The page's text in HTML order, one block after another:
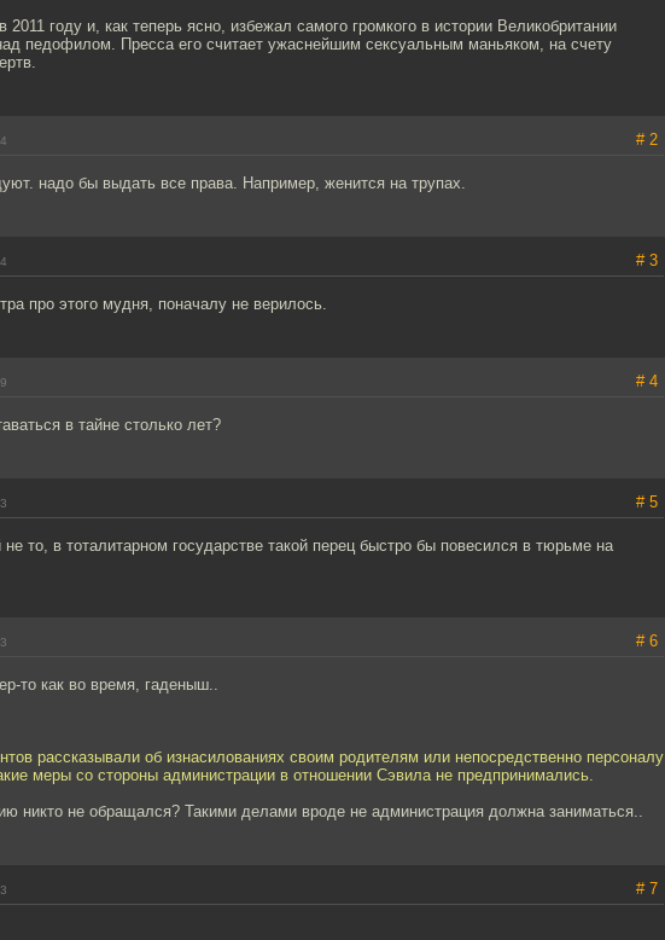
году и, как теперь ясно, избежал самого громкого в истории Великобритании
педофилом. Пресса его считает ужаснейшим сексуальным маньяком, на счету
# 2
надо бы выдать все права. Например, женится на трупах.
# 3
про этого мудня, поначалу не верилось.
# 4
в тайне столько лет?
# 5
не то, в тоталитарном государстве такой перец быстро бы повесился в тюрьме на
# 6
то как во время, гаденыш..
рассказывали об изнасилованиях своим родителям или непосредственно персоналу
меры со стороны администрации в отношении Сэвила не предпринимались.
никто не обращался? Такими делами вроде не администрация должна заниматься..
# 7